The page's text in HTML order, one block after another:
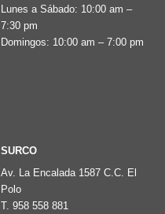
en
Lunes a Sábado: 10:00 am –
7:30 pm
Domingos: 10:00 am – 7:00 pm
SURCO
Av. La Encalada 1587 C.C. El
Polo
T. 958 558 881